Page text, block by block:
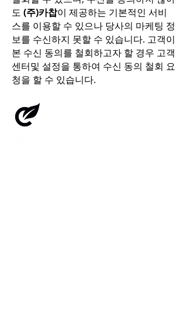
도 (주)카찹이 제공하는 기본적인 서비
스를 이용할 수 있으나 당사의 마케팅 정
보를 수신하지 못할 수 있습니다. 고객이
본 수신 동의를 철회하고자 할 경우 고객
센터및 설정을 통하여 수신 동의 철회 요
청을 할 수 있습니다.